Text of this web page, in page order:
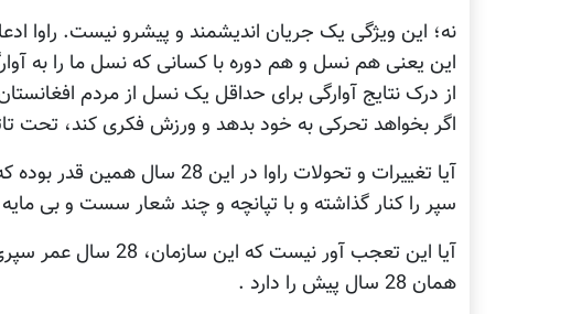
اين يعنی هم نسل و هم دوره با کسانی که نسل ما را به
از درک نتايج آوارگی برای حداقل يک نسل از مردم
اگر بخواهد تحرکی به خود بدهد و ورزش فکری کند، تحت
آيا تغييرات و تحولات راوا در
سپر را کنار گذاشته و با تپانچه و چند شعار سست و بی
آيا اين تعجب آور
همان 28 سال پيش را دارد .